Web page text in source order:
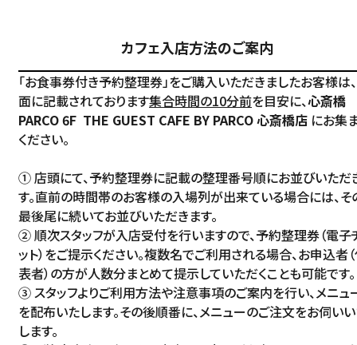
カフェ入店方法のご案内
「お食事券付き予約整理券」をご購入いただきましたお客様は
面に記載されております集合時間の10分前を目安に、心斎橋
PARCO 6F THE GUEST CAFE BY PARCO 心斎橋店 にお集
ください。
① 店頭にて、予約整理券に記載の整理番号順にお並びいただ
す。直前の時間帯のお客様の入場列が出来ている場合には、そ
最後尾に続いてお並びいただきます。
② 順次スタッフが入店受付を行いますので、予約整理券（電子
ット）をご提示ください。複数名でご利用される場合、お申込者
表者）の方が人数分まとめて提示していただくことも可能です。
③ スタッフよりご利用方法や注意事項のご案内を行い、メニュ
を配布いたします。その後順番に、メニューのご注文をお伺い
します。